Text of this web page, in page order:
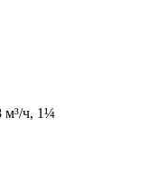
м³/ч, 1¼